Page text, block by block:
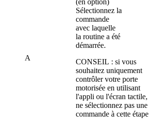
A
(en option)
Sélectionnez la
commande
avec laquelle
la routine a été
démarrée.
CONSEIL : si vous
souhaitez uniquement
contrôler votre porte
motorisée en utilisant
l'appli ou l'écran tactile,
ne sélectionnez pas une
commande à cette étape